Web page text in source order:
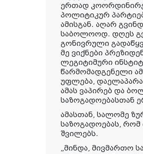
ერთად
პოლიტიკურ
ამისგან. აღარ
საბოლოოდ. დღეს
გონივრული
მე ვიქნები
ლეგიტიმური
წარმომადგენელი
უფლება,
ამას ვაპირებ და
საზოგადოებასთან
ამასთან, სალომე
საზოგადოებას, რომ
შვილებს.
„მინდა, მივმართო